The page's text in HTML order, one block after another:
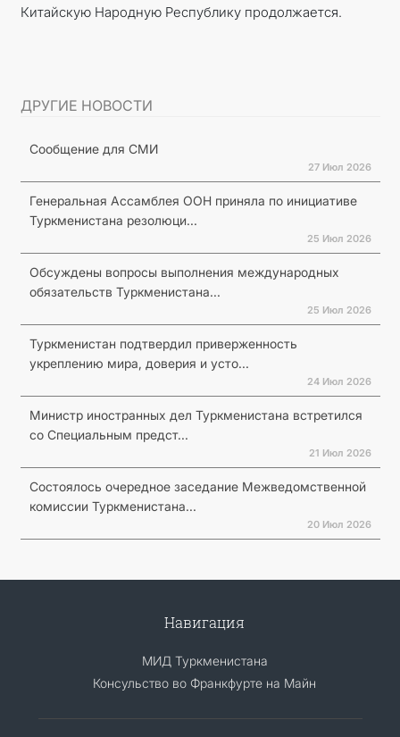
Китайскую Народную Республику продолжается.
ДРУГИЕ НОВОСТИ
Сообщение для СМИ
27 Июл 2026
Генеральная Ассамблея ООН приняла по инициативе
Туркменистана резолюци...
25 Июл 2026
Обсуждены вопросы выполнения международных
обязательств Туркменистана...
25 Июл 2026
Туркменистан подтвердил приверженность
укреплению мира, доверия и усто...
24 Июл 2026
Министр иностранных дел Туркменистана встретился
со Специальным предст...
21 Июл 2026
Состоялось очередное заседание Межведомственной
комиссии Туркменистана...
20 Июл 2026
Навигация
МИД Туркменистана
Консульство во Франкфурте на Майн